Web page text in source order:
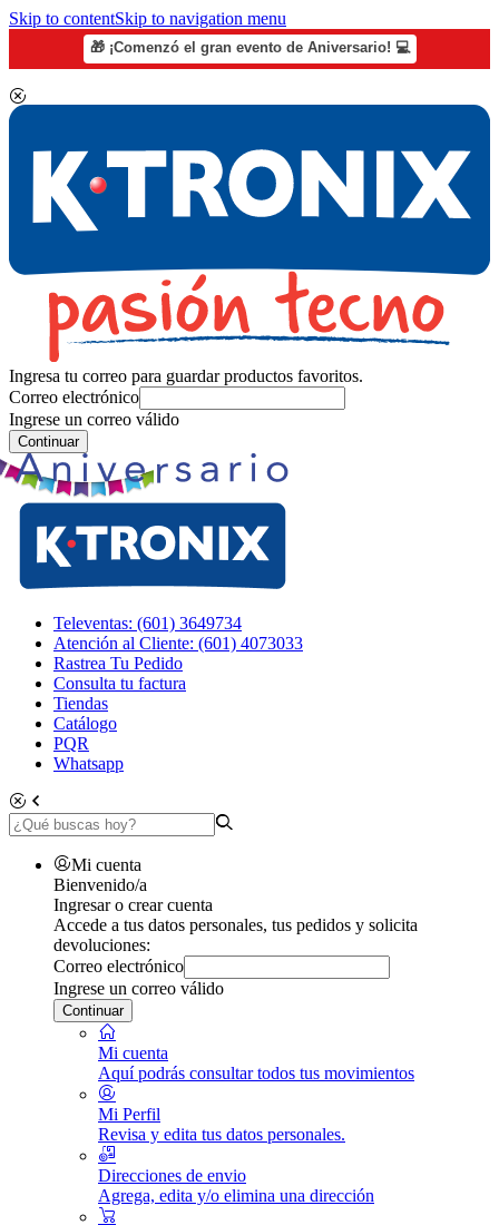
Skip to contentSkip to navigation menu
🎁 ¡Comenzó el gran evento de Aniversario! 💻
Ingresa tu correo para guardar productos favoritos.
Correo electrónico
Ingrese un correo válido
Continuar
Televentas: (601) 3649734
Atención al Cliente: (601) 4073033
Rastrea Tu Pedido
Consulta tu factura
Tiendas
Catálogo
PQR
Whatsapp
Mi cuenta
Bienvenido/a
Ingresar o crear cuenta
Accede a tus datos personales, tus pedidos y solicita
devoluciones:
Correo electrónico
Ingrese un correo válido
Continuar
Mi cuenta
Aquí podrás consultar todos tus movimientos
Mi Perfil
Revisa y edita tus datos personales.
Direcciones de envio
Agrega, edita y/o elimina una dirección